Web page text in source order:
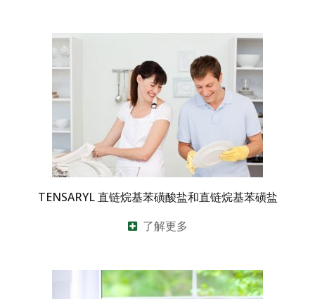
TENSARYL 直链烷基苯磺酸盐和直链烷基苯磺盐
了解更多